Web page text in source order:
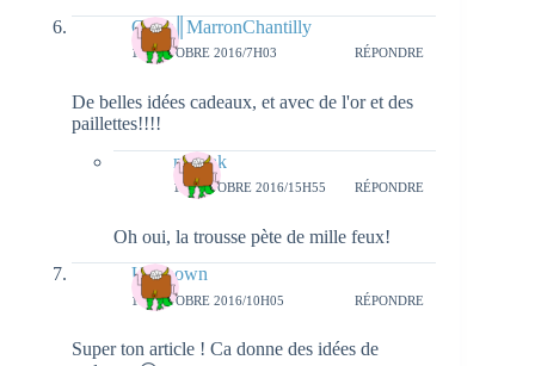
Geny║MarronChantilly
18 OCTOBRE 2016/7H03 RÉPONDRE
De belles idées cadeaux, et avec de l'or et des
paillettes!!!!
natieak
18 OCTOBRE 2016/15H55 RÉPONDRE
Oh oui, la trousse pète de mille feux!
Unknown
18 OCTOBRE 2016/10H05 RÉPONDRE
Super ton article ! Ca donne des idées de